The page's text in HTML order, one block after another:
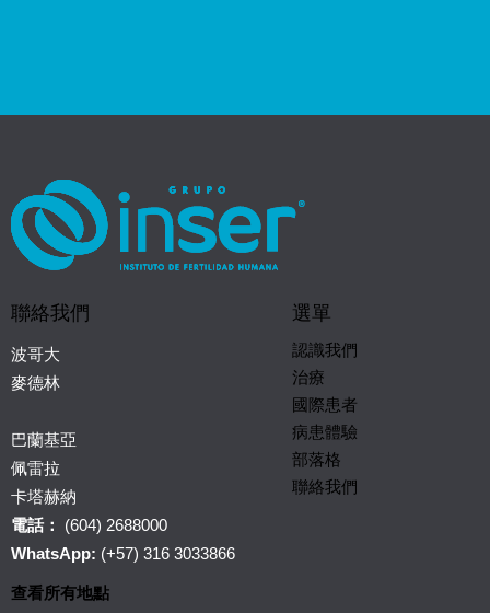
聯絡我們
波哥大
麥德林
巴蘭基亞
佩雷拉
卡塔赫納
電話：
(604) 2688000
WhatsApp: (+57) 316 3033866
查看所有地點
選單
認識我們
治療
國際患者
病患體驗
部落格
聯絡我們